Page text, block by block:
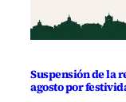
Suspensión de la
agosto por